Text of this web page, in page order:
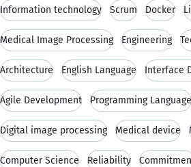
Information technology Scrum Docker
Medical Image Processing Engineering
Architecture English Language Interface
Agile Development Programming Language
Digital image processing Medical device
Computer Science Reliability